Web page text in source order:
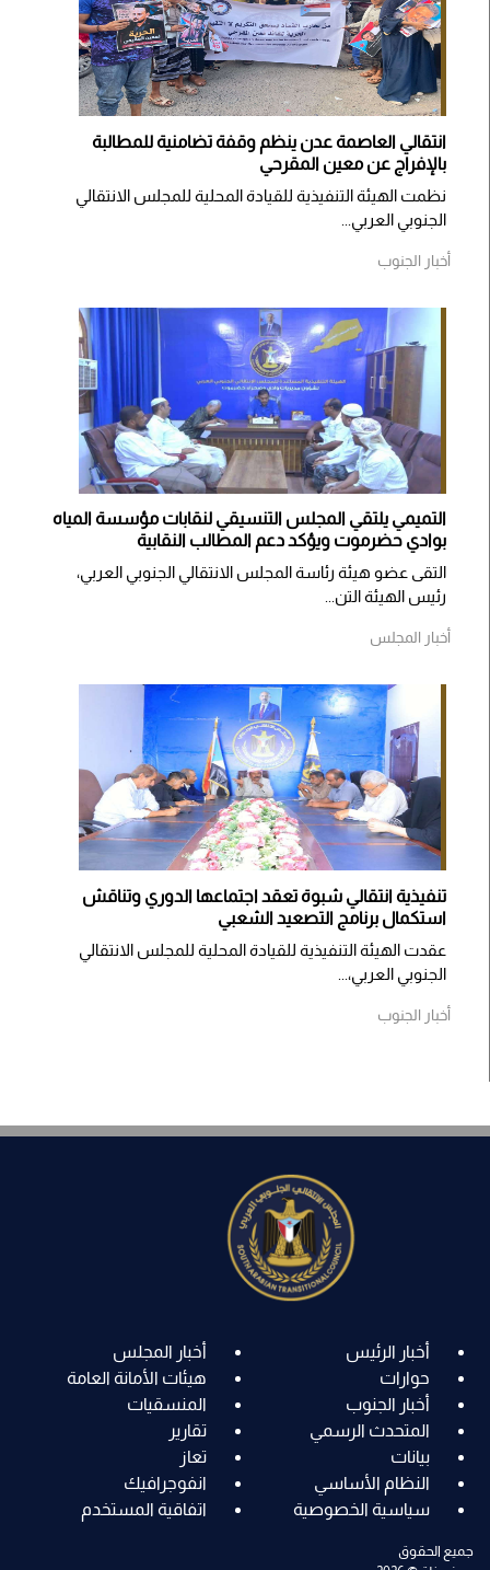
انتقالي العاصمة عدن ينظم وقفة تضامنية للمطالبة
بالإفراج عن معين المقرحي
نظمت الهيئة التنفيذية للقيادة المحلية للمجلس الانتقالي
الجنوبي العربي...
أخبار الجنوب
التميمي يلتقي المجلس التنسيقي لنقابات مؤسسة المياه
بوادي حضرموت ويؤكد دعم المطالب النقابية
التقى عضو هيئة رئاسة المجلس الانتقالي الجنوبي العربي،
رئيس الهيئة التن...
أخبار المجلس
تنفيذية انتقالي شبوة تعقد اجتماعها الدوري وتناقش
استكمال برنامج التصعيد الشعبي
عقدت الهيئة التنفيذية للقيادة المحلية للمجلس الانتقالي
الجنوبي العربي،...
أخبار الجنوب
أخبار الرئيس
أخبار المجلس
حوارات
هيئات الأمانة العامة
أخبار الجنوب
المنسقيات
المتحدث الرسمي
تقارير
بيانات
تعاز
النظام الأساسي
انفوجرافيك
سياسية الخصوصية
اتفاقية المستخدم
جميع الحقوق